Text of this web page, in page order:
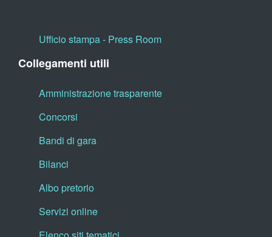
Ufficio stampa - Press Room
Collegamenti utili
Amministrazione trasparente
Concorsi
Bandi di gara
Bilanci
Albo pretorio
Servizi online